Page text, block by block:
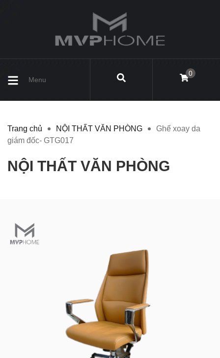
Menu
0
Trang chủ NỘI THẤT VĂN PHÒNG
Ghế xoay da
giám đốc- GTG017
NỘI THẤT VĂN PHÒNG